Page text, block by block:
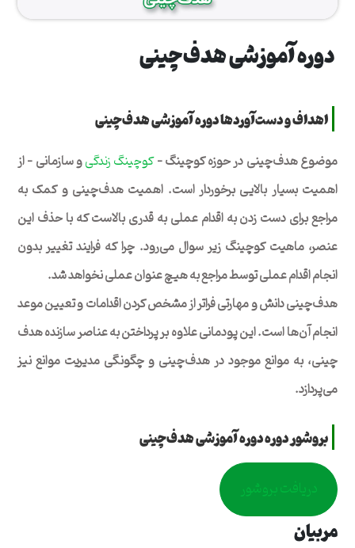
دوره آموزشی هدف‌چینی
اهداف و دست‌آوردها دوره آموزشی هدف‌چینی
موضوع هدف­‌چینی در حوزه کوچینگ –کوچینگ زندگیو سازمانی – از
اهمیت بسیار بالایی برخوردار است. اهمیت هدف­‌چینی و کمک به
مراجع برای دست زدن به اقدام عملی به قدری بالاست که با حذف این
عنصر، ماهیت کوچینگ زیر سوال می­‌رود. چرا که فرایند تغییر بدون
انجام اقدام عملی توسط مراجع به هیچ عنوان عملی نخواهد شد.
هدف­‌چینی دانش و مهارتی فراتر از مشخص کردن اقدامات و تعیین موعد
انجام آن­‌ها است. این پودمانی علاوه بر پرداختن به عناصر سازنده هدف­‌
چینی، به موانع موجود در هدف­‌چینی و چگونگی مدیریت موانع نیز
می‌پردازد.
بروشور دوره دوره آموزشی هدف‌چینی
دریافت بروشور
مربیان